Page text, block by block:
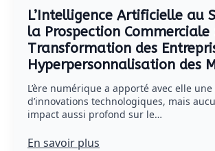
L’Intelligence Artificielle au
la Prospection Commerciale
Transformation des
Hyperpersonnalisation des
L’ère numérique a apporté avec elle
d’innovations technologiques, mais
impact aussi profond sur le…
En savoir plus